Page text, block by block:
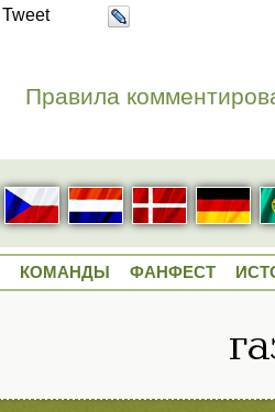
Tweet
Правила
КОМАНДЫ ФАНФЕСТ